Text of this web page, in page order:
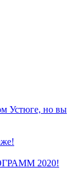
Устюге, но вы
2020!